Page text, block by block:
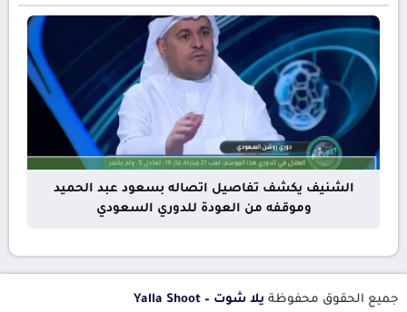
الشنيف يكشف تفاصيل اتصاله بسعود عبد الحميد
وموقفه من العودة للدوري السعودي
جميع الحقوق محفوظة يلا شوت – Yalla Shoot